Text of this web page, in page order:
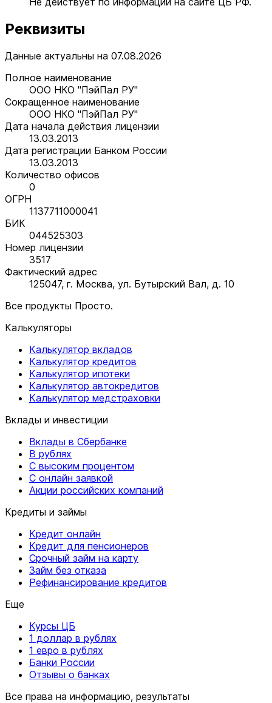
Реквизиты
Данные актуальны на 07.08.2026
Полное наименование
ООО НКО "ПэйПал РУ"
Сокращенное наименование
ООО НКО "ПэйПал РУ"
Дата начала действия лицензии
13.03.2013
Дата регистрации Банком России
13.03.2013
Количество офисов
0
ОГРН
1137711000041
БИК
044525303
Номер лицензии
3517
Фактический адрес
125047, г. Москва, ул. Бутырский Вал, д. 10
Все продукты Просто.
Калькуляторы
Калькулятор вкладов
Калькулятор кредитов
Калькулятор ипотеки
Калькулятор автокредитов
Калькулятор медстраховки
Вклады и инвестиции
Вклады в Сбербанке
В рублях
С высоким процентом
С онлайн заявкой
Акции российских компаний
Кредиты и займы
Кредит онлайн
Кредит для пенсионеров
Срочный займ на карту
Займ без отказа
Рефинансирование кредитов
Еще
Курсы ЦБ
1 доллар в рублях
1 евро в рублях
Банки России
Отзывы о банках
Все права на информацию, результаты